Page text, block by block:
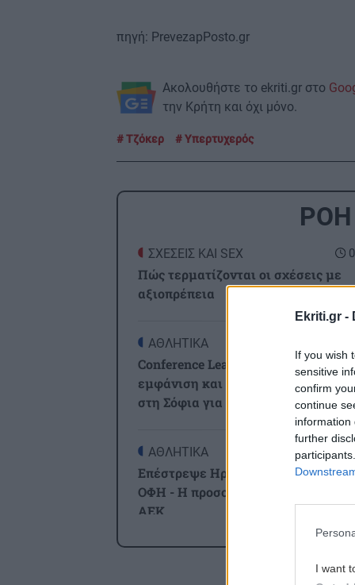
Ekriti.gr -
If you wish
sensitive
confirm
continue
information
further
I want
πηγή: PrevezapPosto.gr
Ακολουθήστε το ekriti.gr στο
την Κρήτη και όχι μόνο.
Τζόκερ Υπερτυχερός
ΡΟΗ
ΣΧΕΣΕΙΣ ΚΑΙ SEX
Πώς τερματίζονται οι σχέσεις με
αξιοπρέπεια
ΑΘΛΗΤΙΚΑ
Conference League: Ισοπαλία,
εμφάνιση και η πρόκριση θα κριθεί
στη Σόφια για τον Παναθηναϊκό
ΑΘΛΗΤΙΚΑ
Επέστρεψε Ηράκλειο η αποστολή
ΟΦΗ - Η προσοχή στο Σούπερ Καπ με
ΑΕΚ